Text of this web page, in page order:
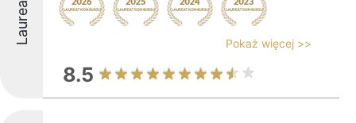
Laureaci Pokaż więcej >>
8.5